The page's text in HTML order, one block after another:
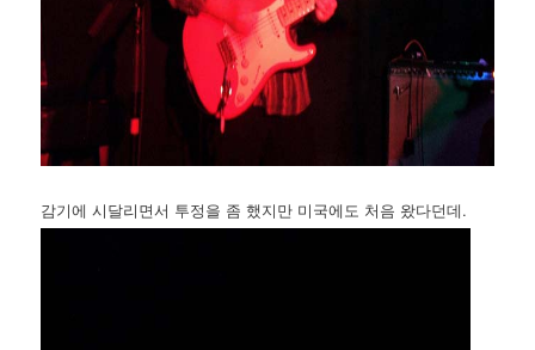
감기에 시달리면서 투정을 좀 했지만 미국에도 처음 왔다던데.